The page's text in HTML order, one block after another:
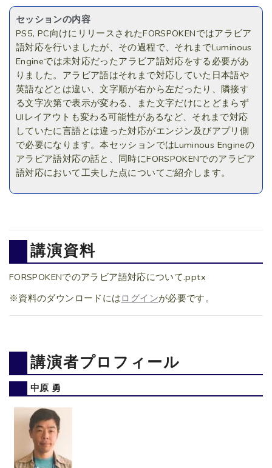
セッションの内容
PS5, PC向けにリリースされたFORSPOKENではアラビア
語対応を行いましたが、その過程で、それまでLuminous
Engineでは未対応だったアラビア語対応をする必要があ
りました。アラビア語はそれまで対応していた日本語や
英語などとは違い、文字順が右から左だったり、隣接す
る文字次第で表示が変わる、また文字だけにとどまらず
UIレイアウトも変わる可能性があるなど、それまで対応
していたに言語とは違った対応がエンジン及びアプリ側
で必要になります。本セッションではLuminous Engineの
アラビア語対応の話と、同時にFORSPOKENでのアラビア
語対応において工夫した点についてご紹介します。
講演資料
FORSPOKENでのアラビア語対応について.pptx
※資料のダウンロードには ログインが必要です。
講演者プロフィール
中原 勇